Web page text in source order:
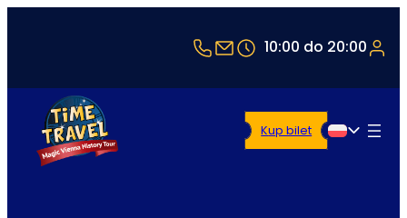
+43 1 5321514
office@timetravel-
10:00 do 20:00
Polski
Kup bilet